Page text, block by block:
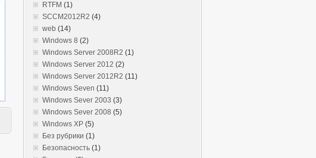
RTFM (1)
SCCM2012R2 (4)
web (14)
Windows 8 (2)
Windows Server 2008R2 (1)
Windows Server 2012 (2)
Windows Server 2012R2 (11)
Windows Seven (11)
Windows Sever 2003 (3)
Windows Sever 2008 (5)
Windows XP (5)
Без рубрики (1)
Безопасность (1)